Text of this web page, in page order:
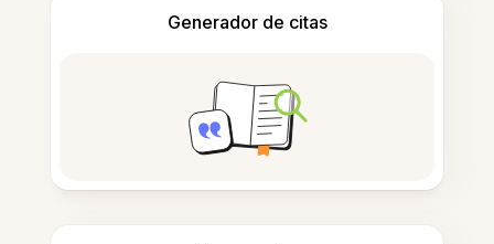
Generador de citas